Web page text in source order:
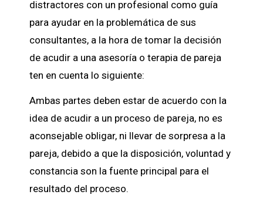
distractores con un profesional como guía
para ayudar en la problemática de sus
consultantes, a la hora de tomar la decisión
de acudir a una asesoría o terapia de pareja
ten en cuenta lo siguiente:
Ambas partes deben estar de acuerdo con la
idea de acudir a un proceso de pareja, no es
aconsejable obligar, ni llevar de sorpresa a la
pareja, debido a que la disposición, voluntad y
constancia son la fuente principal para el
resultado del proceso.